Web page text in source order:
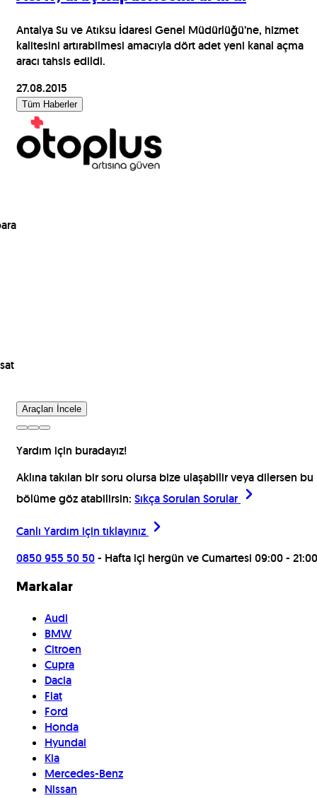
Antalya Su ve Atıksu İdaresi Genel Müdürlüğü’ne, hizmet
kalitesini artırabilmesi amacıyla dört adet yeni kanal açma
aracı tahsis edildi.
27.08.2015
Tüm Haberler
Araçları İncele
Yardım için buradayız!
Aklına takılan bir soru olursa bize ulaşabilir veya dilersen bu
bölüme göz atabilirsin: Sıkça Sorulan Sorular
Canlı Yardım için tıklayınız
0850 955 50 50- Hafta içi hergün ve Cumartesi 09:00 - 21:00
Markalar
Audi
BMW
Citroen
Cupra
Dacia
Fiat
Ford
Honda
Hyundai
Kia
Mercedes-Benz
Nissan